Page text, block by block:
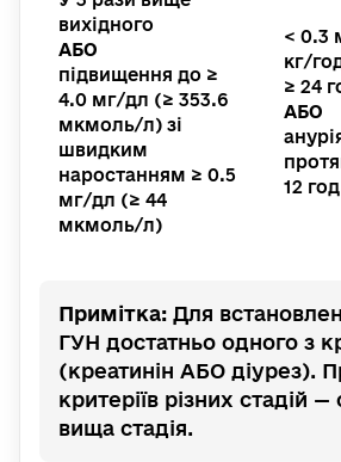
вихідного
АБО
підвищення до ≥
4.0 мг/дл (≥ 353.6
мкмоль/л) зі
швидким
наростанням ≥ 0.5
мг/дл (≥ 44
мкмоль/л)
< 0.3
кг/
≥ 24
АБО
12 год
Примітка: Для
ГУН достатньо одного з
(креатинін АБО діурез).
критеріїв різних стадій
вища стадія.